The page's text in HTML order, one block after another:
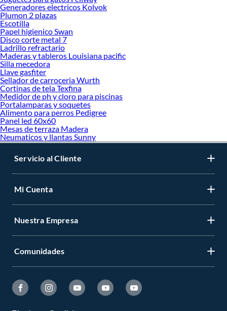
Generadores electricos Kolvok
Plumon 2 plazas
Escotilla
Papel higienico Swan
Disco corte metal 7
Ladrillo refractario
Maderas y tableros Louisiana pacific
Silla mecedora
Llave gasfiter
Sellador de carroceria Wurth
Cortinas de tela Texfina
Medidor de ph y cloro para piscinas
Portalamparas y soquetes
Alimento para perros Pedigree
Panel led 60x60
Mesas de terraza Madera
Neumaticos y llantas Sunny
Servicio al Cliente
Mi Cuenta
Nuestra Empresa
Comunidades